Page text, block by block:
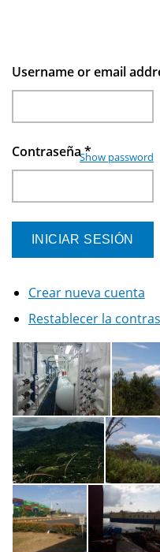
Username or email
Contraseña*
Show password
Crear nueva cuenta
Restablecer la